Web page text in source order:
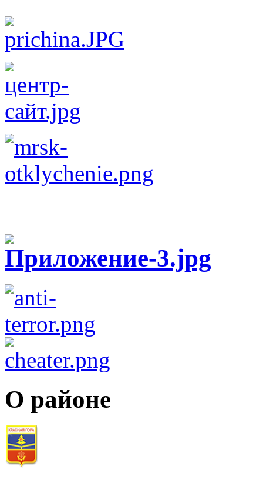
О районе